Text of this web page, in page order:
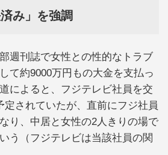
み」を強調
週刊誌で女性との性的なトラブ
て約9000万円もの大金を支払っ
によると、フジテレビ社員を交
定されていたが、直前にフジ社員
り、中居と女性の2人きりの場で
う（フジテレビは当該社員の関